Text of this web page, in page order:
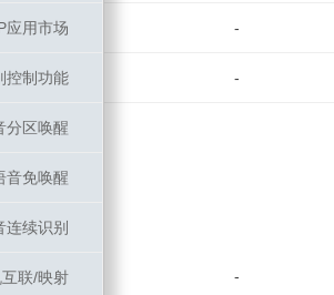
应用市场 -
控制功能 -
分区唤醒
音免唤醒
连续识别
联/映射 -
应用市场
控制功能
分区唤醒
音免唤醒
连续识别
联/映射